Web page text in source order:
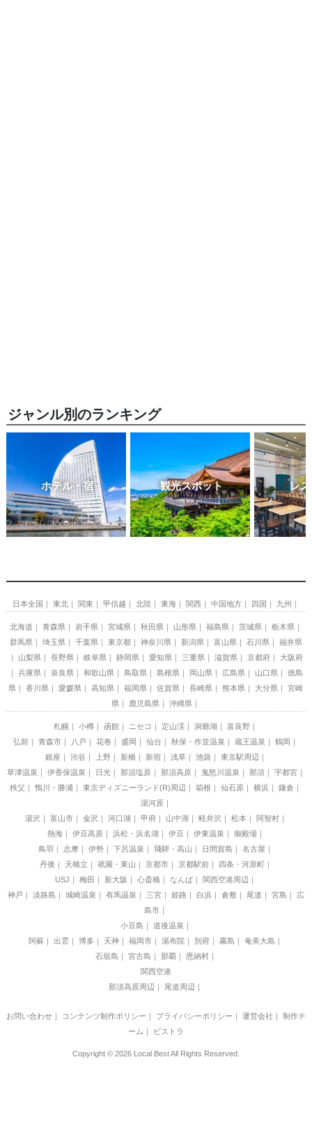
ジャンル別のランキング
ホテル・宿 観光スポット レ
日本全国 東北 関東 甲信越 北陸 東海 関西 中国地方 四国 九州
北海道 青森県 岩手県 宮城県 秋田県 山形県 福島県 茨城県
栃木県
群馬県
埼玉県 千葉県 東京都 神奈川県 新潟県 富山県 石川県
福井県
山梨県
長野県 岐阜県 静岡県 愛知県 三重県 滋賀県 京都府
大阪府
兵庫県
奈良県 和歌山県 鳥取県 島根県 岡山県 広島県 山口県
徳島
県
香川県 愛媛県 高知県 福岡県 佐賀県 長崎県 熊本県 大分県
宮崎
県
鹿児島県 沖縄県
札幌 小樽 函館 ニセコ 定山渓 洞爺湖
富良野
弘前
青森市 八戸 花巻 盛岡 仙台 秋保・作並温泉 蔵王温泉
鶴岡
銀座
渋谷 上野 新橋 新宿 浅草 池袋
東京駅周辺
草津温泉
伊香保温泉 日光 那須塩原 那須高原 鬼怒川温泉 那須
宇都宮
秩父
鴨川・勝浦 東京ディズニーランド(R)周辺 箱根 仙石原 横浜
鎌倉
湯河原
湯沢
富山市 金沢 河口湖 甲府 山中湖 軽井沢 松本
阿智村
熱海
伊豆高原 浜松・浜名湖 伊豆 伊東温泉
御殿場
鳥羽
志摩 伊勢 下呂温泉 飛騨・高山 日間賀島
名古屋
丹後
天橋立 祇園・東山 京都市 京都駅前
四条・河原町
USJ
梅田 新大阪 心斎橋 なんば
関西空港周辺
神戸
淡路島 城崎温泉 有馬温泉 三宮 姫路 白浜 倉敷 尾道 宮島
広
島市
小豆島
道後温泉
阿蘇
出雲 博多 天神 福岡市 湯布院 別府 霧島
奄美大島
石垣島
宮古島 那覇
恩納村
関西空港
那須高原周辺
尾道周辺
お問い合わせ｜ コンテンツ制作ポリシー プライバシーポリシー 運営会社
制作チ
ーム
ビストラ
Copyright © 2026 Local Best All Rights Reserved.